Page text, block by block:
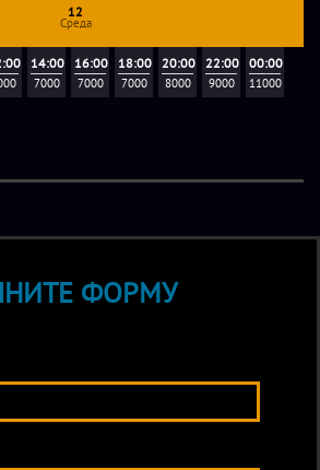
12
Среда
14:00
7000
16:00
7000
18:00
7000
20:00
8000
22:00
9000
00:00
11000
ФОРМУ